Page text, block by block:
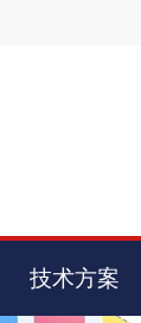
技术方案